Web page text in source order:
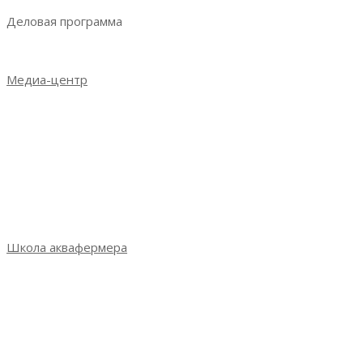
Деловая программа
Медиа-центр
Школа аквафермера